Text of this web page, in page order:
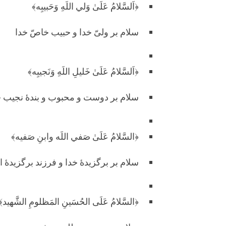
﴿اَلسَّلامُ عَلَىٰ وَلي اللَهِ وَحَبيبِه﴾
سلام بر ولیّ خدا و حبیب خاصّ خدا
﴿اَلسَّلامُ عَلَىٰ خَليلِ اللَهِ وَنَجيبِه﴾
سلام بر دوست و محبوب و بندۀ نجیب
﴿السَّلامُ عَلَىٰ صَفي اللَه وابنِ صَفيه﴾
سلام بر برگزیدۀ خدا و فرزند برگزیدۀ
﴿السَّلامُ عَلَى الحُسَينِ المَظلومِ